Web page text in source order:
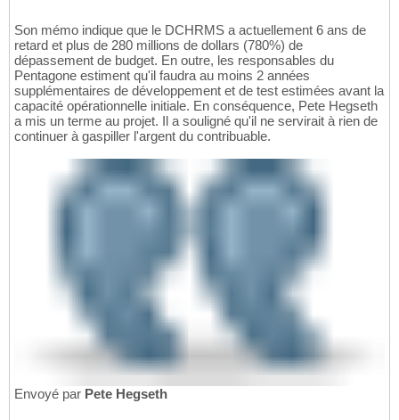
Son mémo indique que le DCHRMS a actuellement 6 ans de
retard et plus de 280 millions de dollars (780%) de
dépassement de budget. En outre, les responsables du
Pentagone estiment qu'il faudra au moins 2 années
supplémentaires de développement et de test estimées avant la
capacité opérationnelle initiale. En conséquence, Pete Hegseth
a mis un terme au projet. Il a souligné qu'il ne servirait à rien de
continuer à gaspiller l'argent du contribuable.
Envoyé par Pete Hegseth